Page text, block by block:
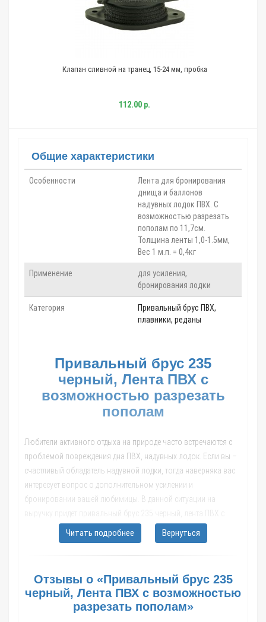
Клапан сливной на транец, 15-24 мм, пробка
112.00 р.
Общие характеристики
Особенности
Лента для бронирования
днища и баллонов
надувных лодок ПВХ. С
возможностью разрезать
пополам по 11,7см.
Толщина ленты 1,0-1.5мм,
Вес 1 м.п. = 0,4кг
Применение
для усиления,
бронирования лодки
Категория
Привальный брус ПВХ,
плавники, реданы
Привальный брус 235
черный, Лента ПВХ с
возможностью разрезать
пополам
Любители активного отдыха на природе часто встречаются с
проблемой повреждения дна ПВХ, надувных лодок. Если вы –
счастливый обладатель надувной лодки, тогда наверняка вас
интересует вопрос о дополнительном усилении и
бронировании вашей любимицы. В данной ситуации на
выручку придет привальный брус 235 черный, лента ПВХ с
возможностью разрезать пополам. Привал либо бронировка
лодок ПВХ используется для защиты, а также укрепления дна
резиновой лодки от возможных повреждений. Лента ПВХ для
баллонов лодочки.
Широкий ассортимент продукции
Читать подробнее Вернуться
Отзывы о «Привальный брус 235
черный, Лента ПВХ с возможностью
разрезать пополам»